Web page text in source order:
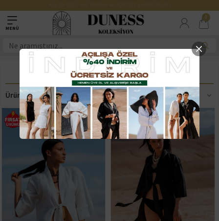
0
UZUN KİMONO
Ürün Filtreleme